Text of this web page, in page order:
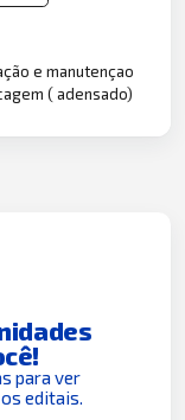
e manutençao
( adensado)
para ver
editais.